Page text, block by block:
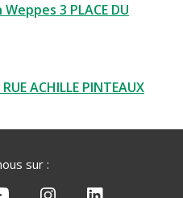
3 PLACE DU
ACHILLE PINTEAUX
sur :